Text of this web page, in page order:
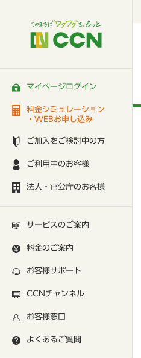
マイページログイン
料金シミュレーション
・WEBお申し込み
ご加入をご検討中の方
ご利用中のお客様
法人・官公庁のお客様
サービスのご案内
料金のご案内
お客様サポート
CCNチャンネル
お客様窓口
よくあるご質問